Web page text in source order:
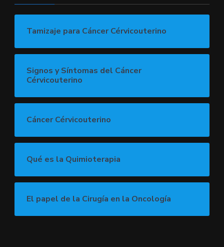
Tamizaje para Cáncer Cérvicouterino
Signos y Síntomas del Cáncer
Cérvicouterino
Cáncer Cérvicouterino
Qué es la Quimioterapia
El papel de la Cirugía en la Oncología